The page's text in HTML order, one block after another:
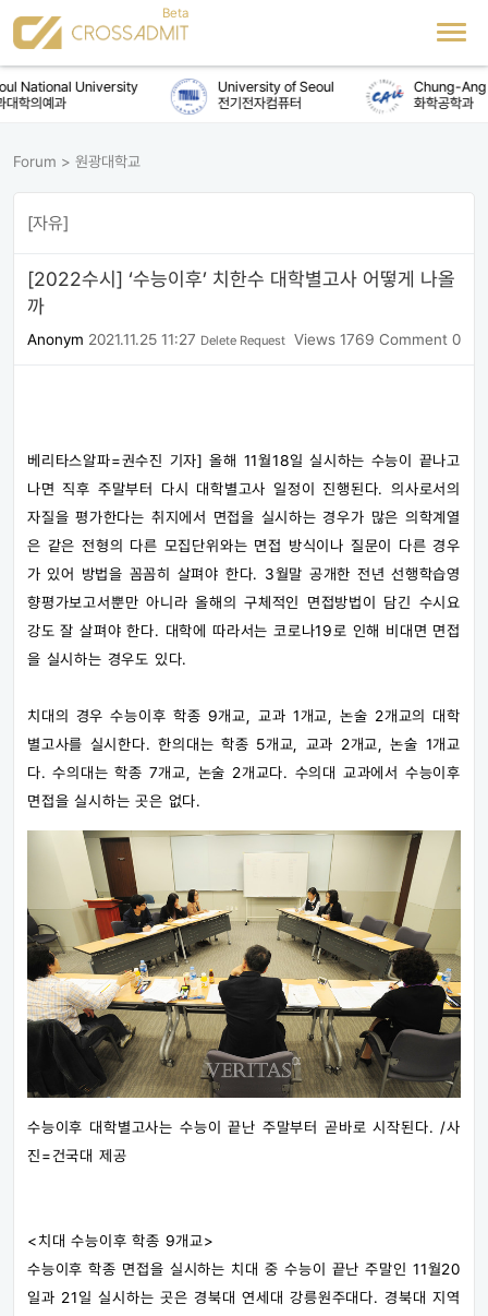
University
과
University of Seoul
전기전자컴퓨터
Chung-Ang
화학공학과
Forum > 원광대학교
[자유]
[2022수시] ‘수능이후’ 치한수 대학별고사 어떻게 나올
까
Anonym 2021.11.25 11:27 Delete Request Views 1769 Comment 0
베리타스알파=권수진 기자] 올해 11월18일 실시하는 수능이 끝나고
나면 직후 주말부터 다시 대학별고사 일정이 진행된다. 의사로서의
자질을 평가한다는 취지에서 면접을 실시하는 경우가 많은 의학계열
은 같은 전형의 다른 모집단위와는 면접 방식이나 질문이 다른 경우
가 있어 방법을 꼼꼼히 살펴야 한다. 3월말 공개한 전년 선행학습영
향평가보고서뿐만 아니라 올해의 구체적인 면접방법이 담긴 수시요
강도 잘 살펴야 한다. 대학에 따라서는 코로나19로 인해 비대면 면접
을 실시하는 경우도 있다.
치대의 경우 수능이후 학종 9개교, 교과 1개교, 논술 2개교의 대학
별고사를 실시한다. 한의대는 학종 5개교, 교과 2개교, 논술 1개교
다. 수의대는 학종 7개교, 논술 2개교다. 수의대 교과에서 수능이후
면접을 실시하는 곳은 없다.
수능이후 대학별고사는 수능이 끝난 주말부터 곧바로 시작된다. /사
진=건국대 제공
<치대 수능이후 학종 9개교>
수능이후 학종 면접을 실시하는 치대 중 수능이 끝난 주말인 11월20
일과 21일 실시하는 곳은 경북대 연세대 강릉원주대다. 경북대 지역